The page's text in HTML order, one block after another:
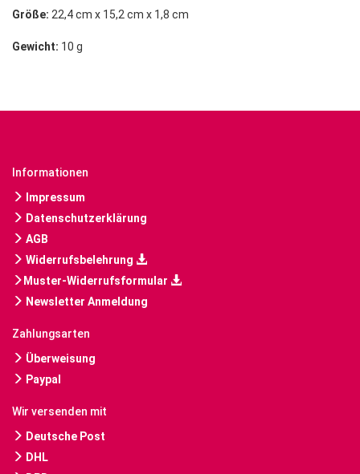
Größe: 22,4 cm x 15,2 cm x 1,8 cm
Gewicht: 10 g
Informationen
Impressum
Datenschutzerklärung
AGB
Widerrufsbelehrung
Muster-Widerrufsformular
Newsletter Anmeldung
Zahlungsarten
Überweisung
Paypal
Wir versenden mit
Deutsche Post
DHL